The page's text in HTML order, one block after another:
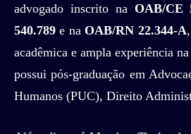
advogado inscrito na OAB/CE
540.789e na OAB/RN 22.344-A
acadêmica e ampla experiência
possui pós-graduação em
Humanos (PUC), Direito